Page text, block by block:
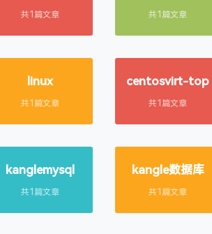
共1篇文章 共1篇文章
linux
共1篇文章
centosvirt-top
共1篇文章
kanglemysql
共1篇文章
kangle数据库
共1篇文章